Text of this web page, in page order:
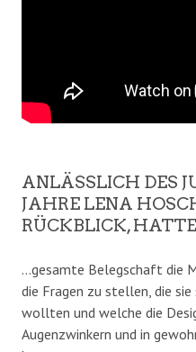
ANLÄSSLICH DES
JAHRE LENA
RÜCKBLICK,
…gesamte Belegschaft die
die Fragen zu stellen, die
wollten und welche die
Augenzwinkern und in